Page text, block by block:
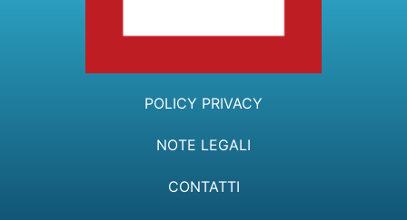
POLICY PRIVACY
NOTE LEGALI
CONTATTI